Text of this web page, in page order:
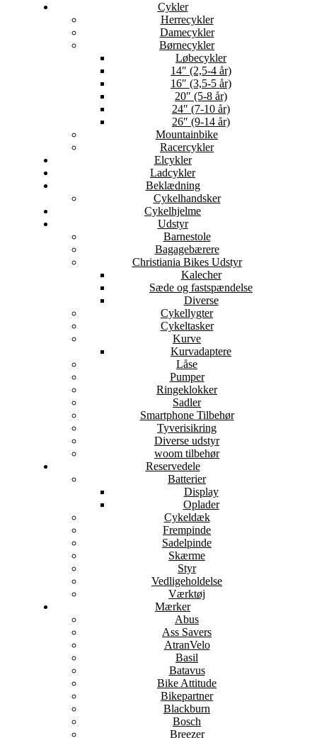
Cykler
Herrecykler
Damecykler
Børnecykler
Løbecykler
14″ (2,5-4 år)
16″ (3,5-5 år)
20″ (5-8 år)
24″ (7-10 år)
26″ (9-14 år)
Mountainbike
Racercykler
Elcykler
Ladcykler
Beklædning
Cykelhandsker
Cykelhjelme
Udstyr
Barnestole
Bagagebærere
Christiania Bikes Udstyr
Kalecher
Sæde og fastspændelse
Diverse
Cykellygter
Cykeltasker
Kurve
Kurvadaptere
Låse
Pumper
Ringeklokker
Sadler
Smartphone Tilbehør
Tyverisikring
Diverse udstyr
woom tilbehør
Reservedele
Batterier
Display
Oplader
Cykeldæk
Frempinde
Sadelpinde
Skærme
Styr
Vedligeholdelse
Værktøj
Mærker
Abus
Ass Savers
AtranVelo
Basil
Batavus
Bike Attitude
Bikepartner
Blackburn
Bosch
Breezer